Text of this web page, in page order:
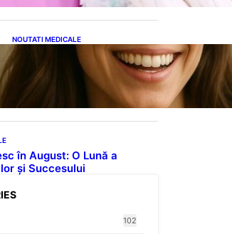
NOUTATI MEDICALE
Ceaiul – Băutura care
protejează inima:
Descoperiri recente despre
beneficiile consumului zilnic
în August: O Lună a
și Succesului
102